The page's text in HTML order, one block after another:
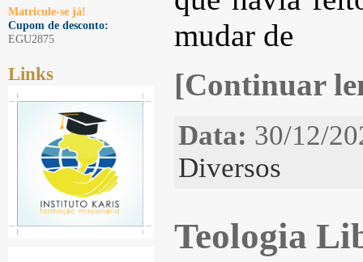
Matricule-se já!
Cupom de desconto:
EGU2875
Links
mudar de
[Continuar
Data: 30/12/
Diversos
Teologia